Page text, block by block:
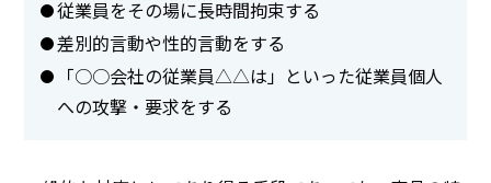
従業員をその場に長時間拘束する
差別的言動や性的言動をする
「○○会社の従業員△△は」といった従業員個人
への攻撃・要求をする